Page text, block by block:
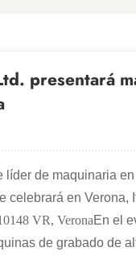
presentará
de maquinaria
celebrará en Verona,
VR, VeronaEn el
de grabado de